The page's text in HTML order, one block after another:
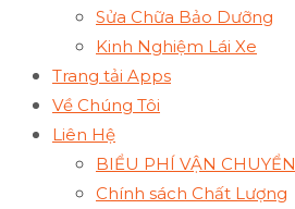
Sửa Chữa Bảo Dưỡng
Kinh Nghiệm Lái Xe
Trang tải Apps
Về Chúng Tôi
Liên Hệ
BIỂU PHÍ VẬN CHUYỂN
Chính sách Chất Lượng